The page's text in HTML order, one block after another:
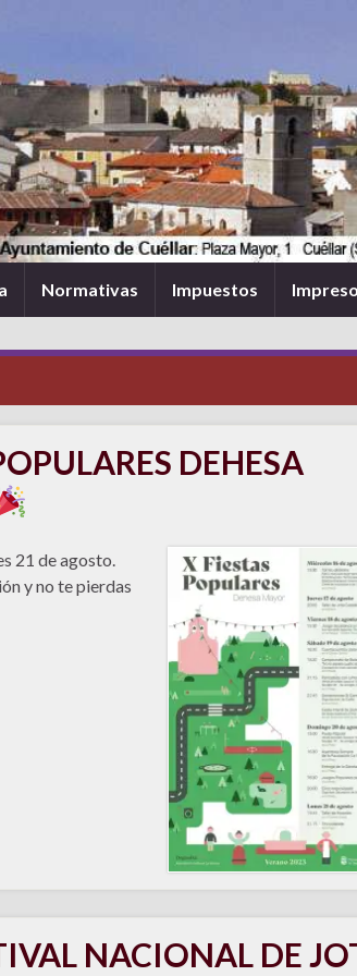
Normativas Impuestos
DEHESA
21 de agosto.
y no te pierdas
NACIONAL DE